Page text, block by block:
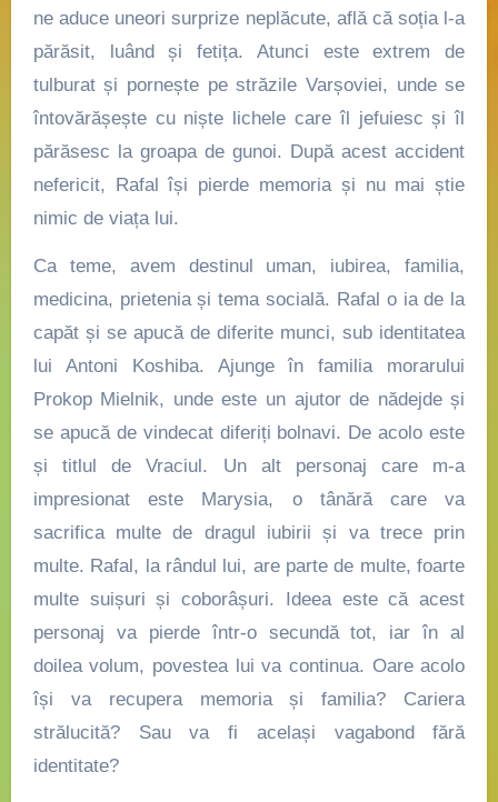
ne aduce uneori surprize neplăcute, află că soția l-a
părăsit, luând și fetița. Atunci este extrem de
tulburat și pornește pe străzile Varșoviei, unde se
întovărășește cu niște lichele care îl jefuiesc și îl
părăsesc la groapa de gunoi. După acest accident
nefericit, Rafal își pierde memoria și nu mai știe
nimic de viața lui.
Ca teme, avem destinul uman, iubirea, familia,
medicina, prietenia și tema socială. Rafal o ia de la
capăt și se apucă de diferite munci, sub identitatea
lui Antoni Koshiba. Ajunge în familia morarului
Prokop Mielnik, unde este un ajutor de nădejde și
se apucă de vindecat diferiți bolnavi. De acolo este
și titlul de Vraciul. Un alt personaj care m-a
impresionat este Marysia, o tânără care va
sacrifica multe de dragul iubirii și va trece prin
multe. Rafal, la rândul lui, are parte de multe, foarte
multe suișuri și coborâșuri. Ideea este că acest
personaj va pierde într-o secundă tot, iar în al
doilea volum, povestea lui va continua. Oare acolo
își va recupera memoria și familia? Cariera
strălucită? Sau va fi același vagabond fără
identitate?